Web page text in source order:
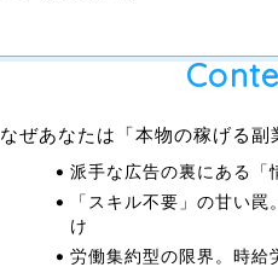
なぜあなたは「本物の稼げる
派手な広告の裏にある「
「スキル不要」の甘い
け
労働集約型の限界。時給